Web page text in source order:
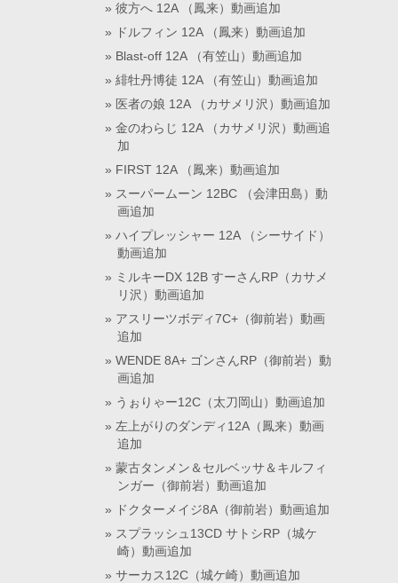
彼方へ 12A （鳳来）動画追加
ドルフィン 12A （鳳来）動画追加
Blast-off 12A （有笠山）動画追加
緋牡丹博徒 12A （有笠山）動画追加
医者の娘 12A （カサメリ沢）動画追加
金のわらじ 12A （カサメリ沢）動画追
加
FIRST 12A （鳳来）動画追加
スーパームーン 12BC （会津田島）動
画追加
ハイプレッシャー 12A （シーサイド）
動画追加
ミルキーDX 12B すーさんRP（カサメ
リ沢）動画追加
アスリーツボディ7C+（御前岩）動画
追加
WENDE 8A+ ゴンさんRP（御前岩）動
画追加
うぉりゃー12C（太刀岡山）動画追加
左上がりのダンディ12A（鳳来）動画
追加
蒙古タンメン＆セルベッサ＆キルフィ
ンガー（御前岩）動画追加
ドクターメイジ8A（御前岩）動画追加
スプラッシュ13CD サトシRP（城ケ
崎）動画追加
サーカス12C（城ケ崎）動画追加